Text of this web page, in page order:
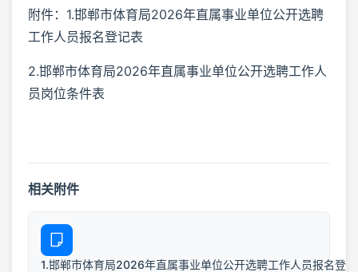
附件：1.邯郸市体育局2026年直属事业单位公开选聘
工作人员报名登记表
2.邯郸市体育局2026年直属事业单位公开选聘工作人
员岗位条件表
相关附件
1.邯郸市体育局2026年直属事业单位公开选聘工作人员报名登